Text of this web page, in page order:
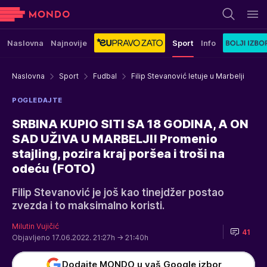
Naslovna Najnovije Sport Info
Naslovna Sport Fudbal Filip Stevanović letuje u Marbelji
POGLEDAJTE
SRBINA KUPIO SITI SA 18 GODINA, A ON
SAD UŽIVA U MARBELJI! Promenio
stajling, pozira kraj poršea i troši na
odeću (FOTO)
Filip Stevanović je još kao tinejdžer postao
zvezda i to maksimalno koristi.
Milutin Vujičić
Objavljeno 17.06.2022. 21:27h → 21:40h
41
Dodajte MONDO u vaš Google izbor